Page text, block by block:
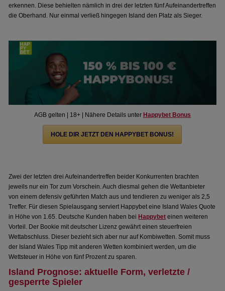
erkennen. Diese behielten nämlich in drei der letzten fünf Aufeinandertreffen
die Oberhand. Nur einmal verließ hingegen Island den Platz als Sieger.
AGB gelten | 18+ | Nähere Details unter Happybet Bonus
HOLE DIR JETZT DEN HAPPYBET BONUS!
Zwei der letzten drei Aufeinandertreffen beider Konkurrenten brachten
jeweils nur ein Tor zum Vorschein. Auch diesmal gehen die Wettanbieter
von einem defensiv geführten Match aus und tendieren zu weniger als 2,5
Treffer. Für diesen Spielausgang serviert Happybet eine Island Wales Quote
in Höhe von 1.65. Deutsche Kunden haben beiHappybet einen weiteren
Vorteil. Der Bookie mit deutscher Lizenz gewährt einen steuerfreien
Wettabschluss. Dieser bezieht sich aber nur auf Kombiwetten. Somit muss
der Island Wales Tipp mit anderen Wetten kombiniert werden, um die
Wettsteuer in Höhe von fünf Prozent zu sparen.
Island Prognose: aktuelle Form, verletzte /
gesperrte Spieler